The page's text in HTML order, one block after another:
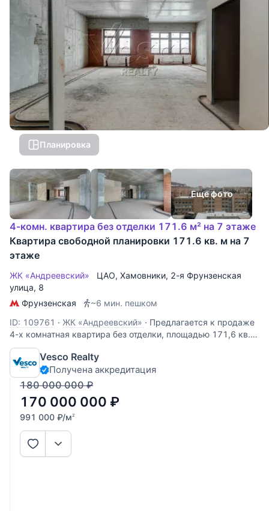
Планировка
Еще фото
4-комн. квартира без отделки 171.6 м² на 7 этаже
Квартира свободной планировки 171.6 кв. м на 7
этаже
ЖК «Андреевский» ЦАО, Хамовники, 2-я Фрунзенская
улица, 8
Фрунзенская
~6 мин. пешком
ID: 109761 · ЖК «Андреевский» · Предлагается к продаже
4-х комнатная квартира без отделки, площадью 171,6 кв.м.
Расположена на 7 этаже ЖК "Андреевский". Пространство
можно спланировать как: кухня-гостиная, 2-3 спальни,
гардеробную, 3 ванные комнаты и постирочную. Высота
потолков 3
Vesco Realty
Получена аккредитация
180 000 000 ₽
170 000 000 ₽
991 000 ₽/м2